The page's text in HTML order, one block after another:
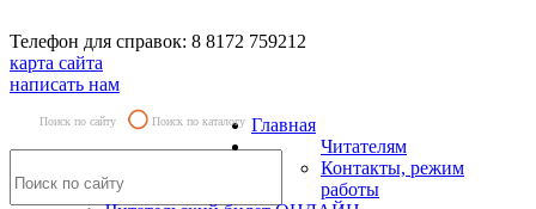
Телефон для справок: 8 8172 759212
карта сайта
написать нам
Поиск по сайту Поиск по каталогу Главная
Читателям
Контакты, режим
работы